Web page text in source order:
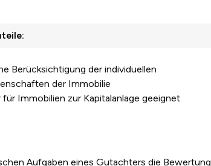
Berücksichtigung der individuellen
der Immobilie
für Immobilien zur Kapitalanlage geeignet
Aufgaben eines Gutachters die Bewertung